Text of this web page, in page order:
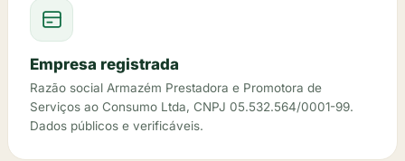
Empresa registrada
Razão social Armazém Prestadora e Promotora de
Serviços ao Consumo Ltda, CNPJ 05.532.564/0001-99.
Dados públicos e verificáveis.